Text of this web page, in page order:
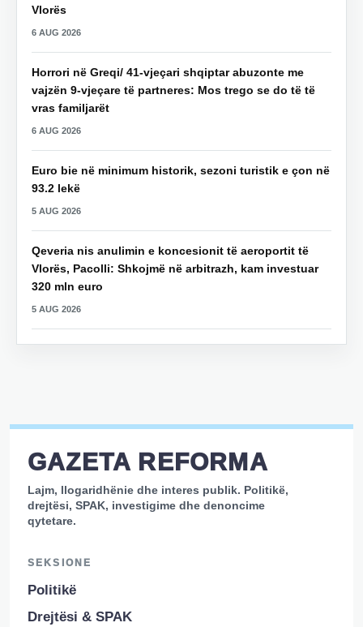
Vlorës
6 AUG 2026
Horrori në Greqi/ 41-vjeçari shqiptar abuzonte me
vajzën 9-vjeçare të partneres: Mos trego se do të të
vras familjarët
6 AUG 2026
Euro bie në minimum historik, sezoni turistik e çon në
93.2 lekë
5 AUG 2026
Qeveria nis anulimin e koncesionit të aeroportit të
Vlorës, Pacolli: Shkojmë në arbitrazh, kam investuar
320 mln euro
5 AUG 2026
GAZETA REFORMA
Lajm, llogaridhënie dhe interes publik. Politikë,
drejtësi, SPAK, investigime dhe denoncime
qytetare.
SEKSIONE
Politikë
Drejtësi & SPAK